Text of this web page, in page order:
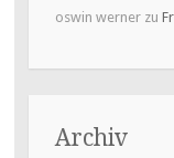
oswin wernerzu
Archiv